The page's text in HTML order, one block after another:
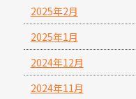
2025年2月
2025年1月
2024年12月
2024年11月